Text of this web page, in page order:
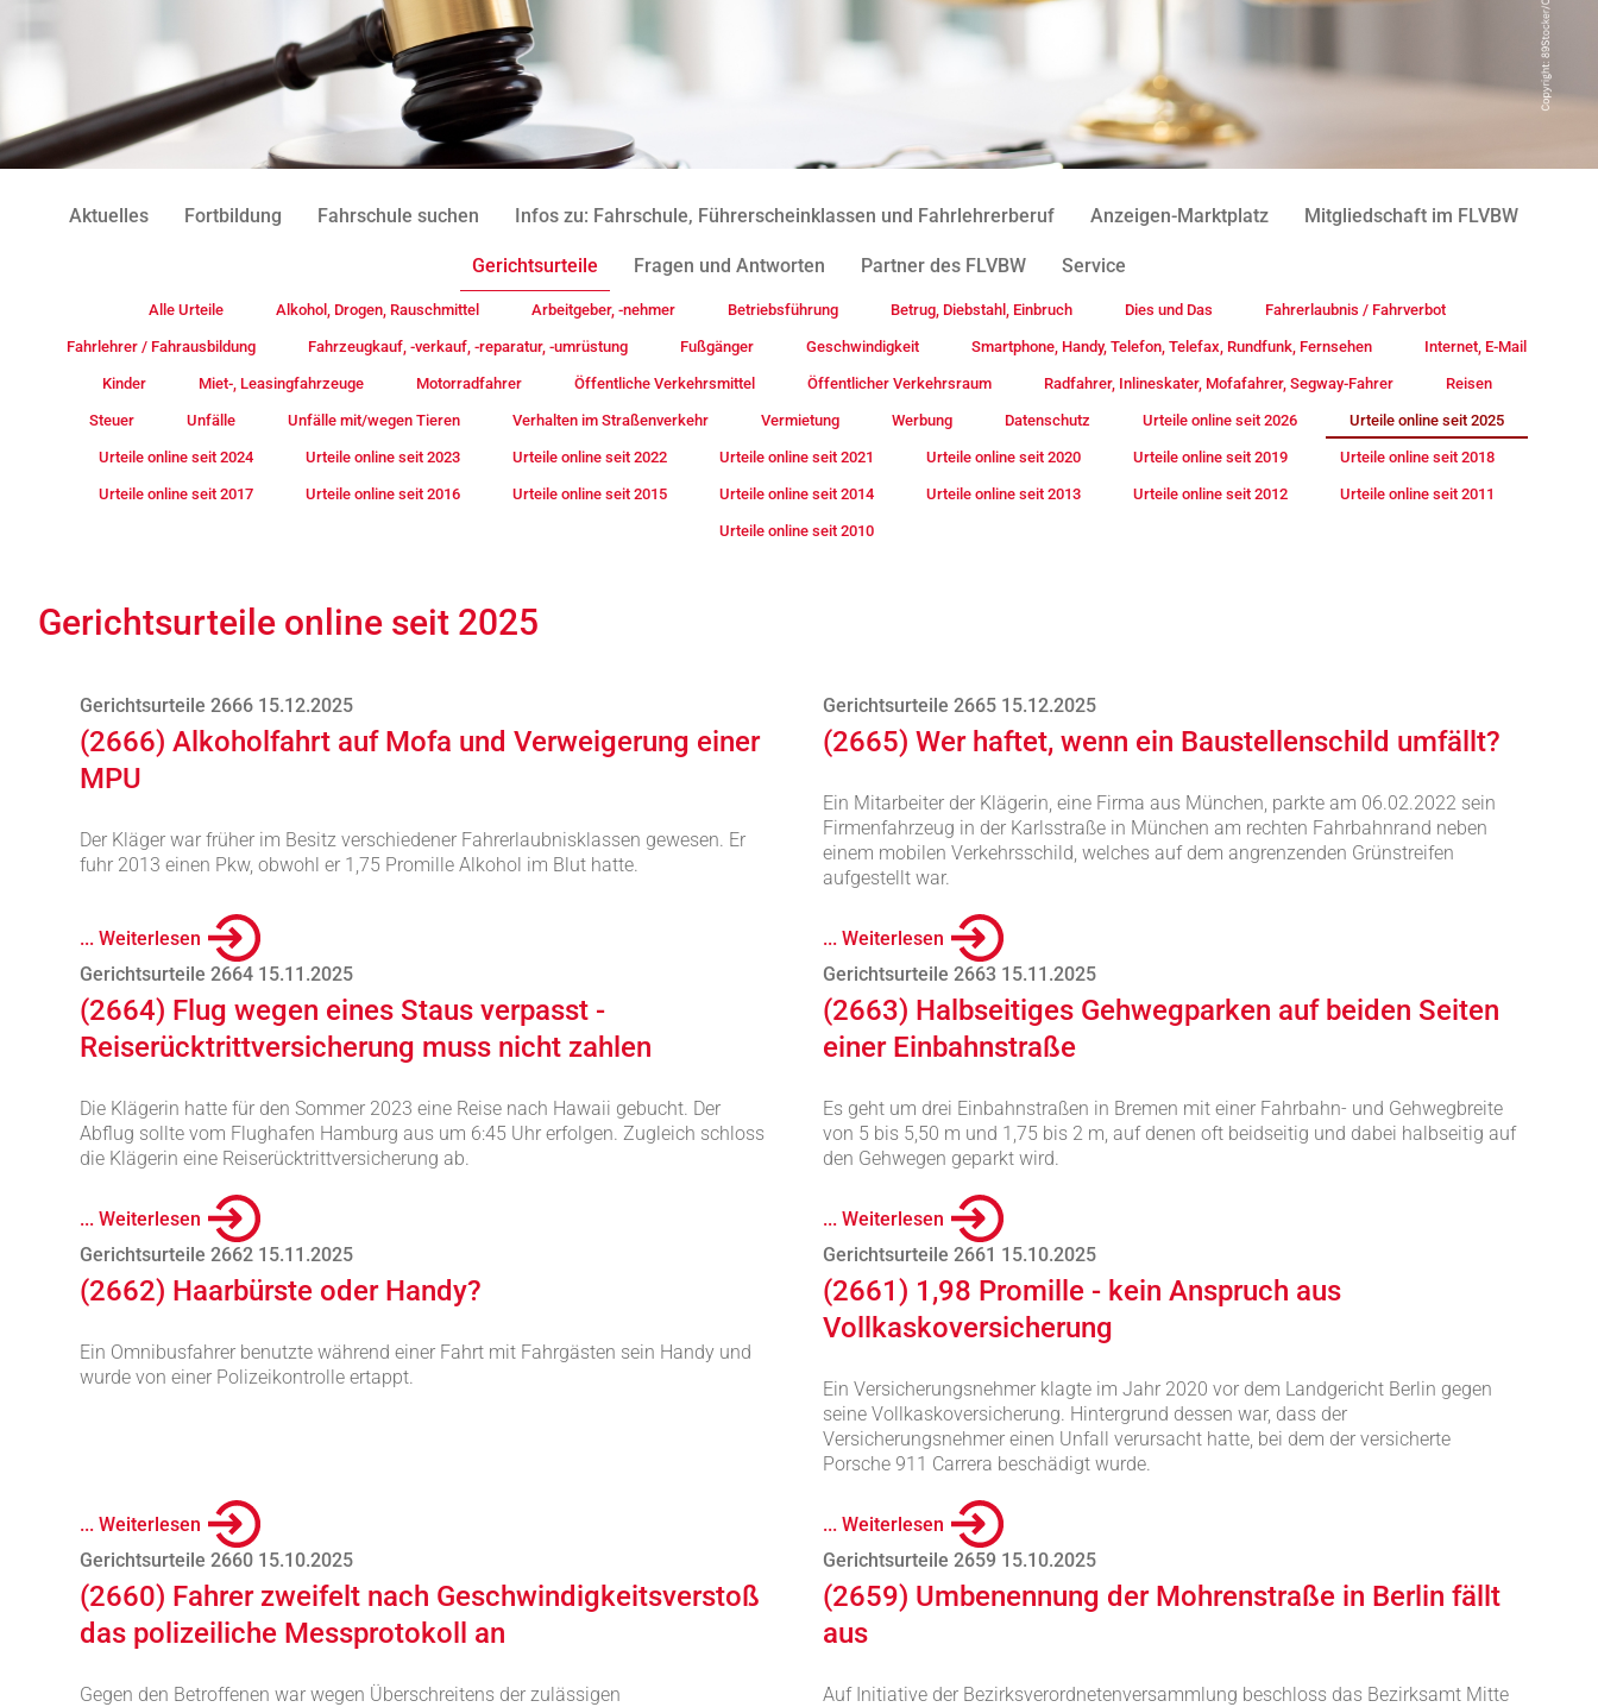
Aktuelles Fortbildung Fahrschule suchen Infos zu: Fahrschule, Führerscheinklassen und Fahrlehrerberuf Anzeigen-Marktplatz Mitgliedschaft im FLVBW
Gerichtsurteile Fragen und Antworten Partner des FLVBW Service
Alle Urteile Alkohol, Drogen, Rauschmittel Arbeitgeber, -nehmer Betriebsführung Betrug, Diebstahl, Einbruch Dies und Das Fahrerlaubnis / Fahrverbot
Fahrlehrer / Fahrausbildung Fahrzeugkauf, -verkauf, -reparatur, -umrüstung Fußgänger Geschwindigkeit Smartphone, Handy, Telefon, Telefax, Rundfunk, Fernsehen Internet, E-Mail
Kinder Miet-, Leasingfahrzeuge Motorradfahrer Öffentliche Verkehrsmittel Öffentlicher Verkehrsraum Radfahrer, Inlineskater, Mofafahrer, Segway-Fahrer Reisen
Steuer Unfälle Unfälle mit/wegen Tieren Verhalten im Straßenverkehr Vermietung Werbung Datenschutz Urteile online seit 2026 Urteile online seit 2025
Urteile online seit 2024 Urteile online seit 2023 Urteile online seit 2022 Urteile online seit 2021 Urteile online seit 2020 Urteile online seit 2019 Urteile online seit 2018
Urteile online seit 2017 Urteile online seit 2016 Urteile online seit 2015 Urteile online seit 2014 Urteile online seit 2013 Urteile online seit 2012 Urteile online seit 2011
Urteile online seit 2010
Gerichtsurteile online seit 2025
Gerichtsurteile 2666 15.12.2025
(2666) Alkoholfahrt auf Mofa und Verweigerung einer
MPU
Der Kläger war früher im Besitz verschiedener Fahrerlaubnisklassen gewesen. Er
fuhr 2013 einen Pkw, obwohl er 1,75 Promille Alkohol im Blut hatte.
... Weiterlesen
Gerichtsurteile 2665 15.12.2025
(2665) Wer haftet, wenn ein Baustellenschild umfällt?
Ein Mitarbeiter der Klägerin, eine Firma aus München, parkte am 06.02.2022 sein
Firmenfahrzeug in der Karlsstraße in München am rechten Fahrbahnrand neben
einem mobilen Verkehrsschild, welches auf dem angrenzenden Grünstreifen
aufgestellt war.
... Weiterlesen
Gerichtsurteile 2664 15.11.2025
(2664) Flug wegen eines Staus verpasst -
Reiserücktrittversicherung muss nicht zahlen
Die Klägerin hatte für den Sommer 2023 eine Reise nach Hawaii gebucht. Der
Abflug sollte vom Flughafen Hamburg aus um 6:45 Uhr erfolgen. Zugleich schloss
die Klägerin eine Reiserücktrittversicherung ab.
... Weiterlesen
Gerichtsurteile 2663 15.11.2025
(2663) Halbseitiges Gehwegparken auf beiden Seiten
einer Einbahnstraße
Es geht um drei Einbahnstraßen in Bremen mit einer Fahrbahn- und Gehwegbreite
von 5 bis 5,50 m und 1,75 bis 2 m, auf denen oft beidseitig und dabei halbseitig auf
den Gehwegen geparkt wird.
... Weiterlesen
Gerichtsurteile 2662 15.11.2025
(2662) Haarbürste oder Handy?
Ein Omnibusfahrer benutzte während einer Fahrt mit Fahrgästen sein Handy und
wurde von einer Polizeikontrolle ertappt.
... Weiterlesen
Gerichtsurteile 2661 15.10.2025
(2661) 1,98 Promille - kein Anspruch aus
Vollkaskoversicherung
Ein Versicherungsnehmer klagte im Jahr 2020 vor dem Landgericht Berlin gegen
seine Vollkaskoversicherung. Hintergrund dessen war, dass der
Versicherungsnehmer einen Unfall verursacht hatte, bei dem der versicherte
Porsche 911 Carrera beschädigt wurde.
... Weiterlesen
Gerichtsurteile 2660 15.10.2025
(2660) Fahrer zweifelt nach Geschwindigkeitsverstoß
das polizeiliche Messprotokoll an
Gegen den Betroffenen war wegen Überschreitens der zulässigen
Gerichtsurteile 2659 15.10.2025
(2659) Umbenennung der Mohrenstraße in Berlin fällt
aus
Auf Initiative der Bezirksverordnetenversammlung beschloss das Bezirksamt Mitte